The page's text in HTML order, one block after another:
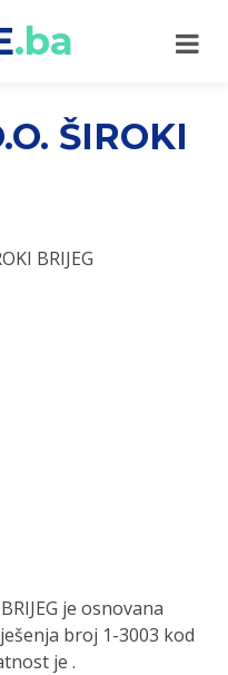
.ba
ŠIROKI
BRIJEG
je osnovana
broj 1-3003 kod
je .